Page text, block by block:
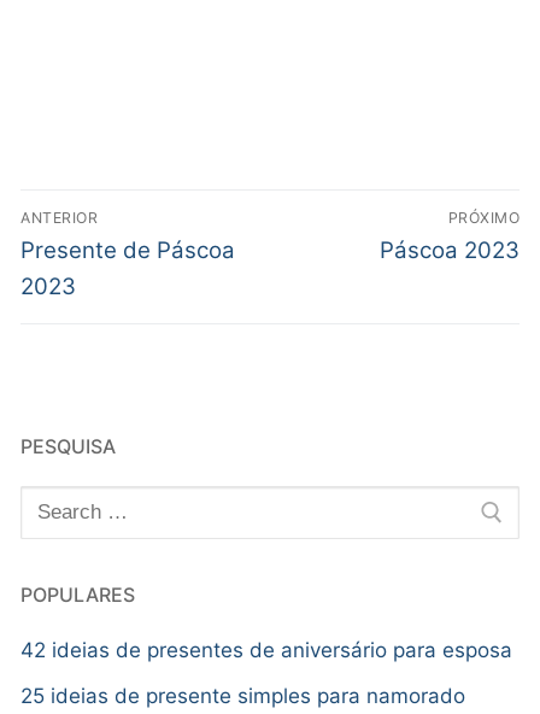
ANTERIOR
Presente de Páscoa
2023
PRÓXIMO
Páscoa 2023
PESQUISA
POPULARES
42 ideias de presentes de aniversário para esposa
25 ideias de presente simples para namorado